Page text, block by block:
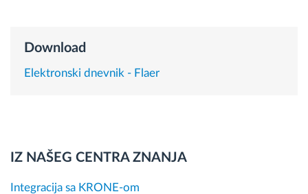
Kalkulator uštede
Download
Elektronski dnevnik - Flaer
IZ NAŠEG CENTRA ZNANJA
Integracija sa KRONE-om